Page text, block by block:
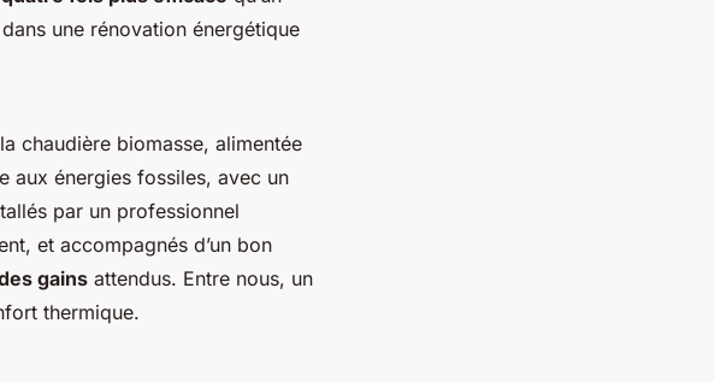
une rénovation énergétique
chaudière biomasse, alimentée
aux énergies fossiles, avec un
par un professionnel
et accompagnés d’un bon
gains attendus. Entre nous, un
thermique.